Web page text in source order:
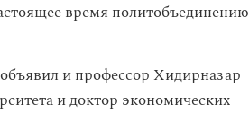
время политобъединению
и профессор Хидирназар
и доктор экономических